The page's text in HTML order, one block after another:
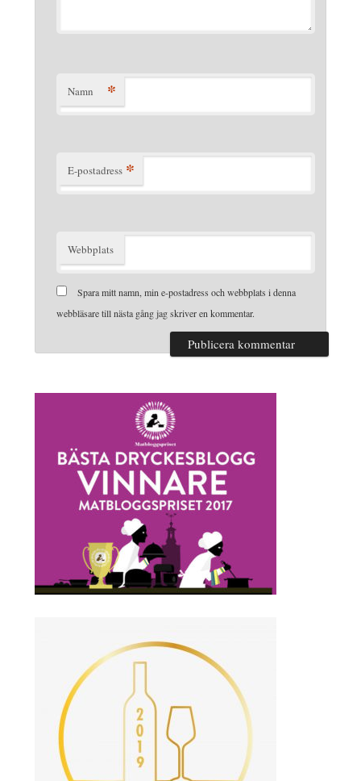
Namn *
E-postadress *
Webbplats
Spara mitt namn, min e-postadress och webbplats i denna
webbläsare till nästa gång jag skriver en kommentar.